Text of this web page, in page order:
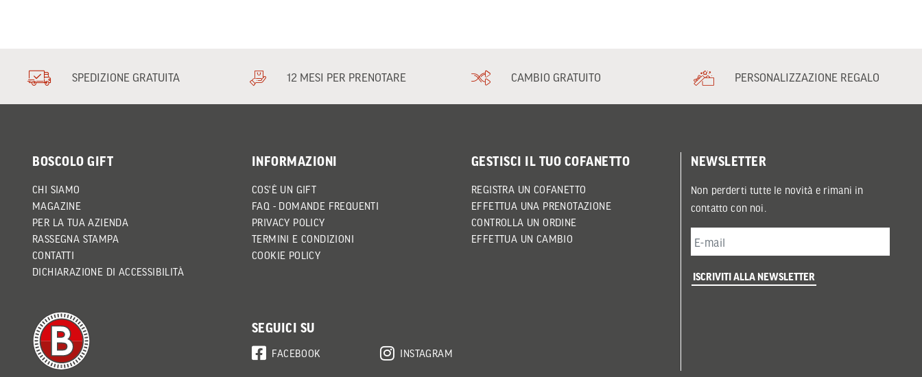
SPEDIZIONE GRATUITA 12 MESI PER PRENOTARE CAMBIO GRATUITO PERSONALIZZAZIONE REGALO
BOSCOLO GIFT
CHI SIAMO
MAGAZINE
PER LA TUA AZIENDA
RASSEGNA STAMPA
CONTATTI
DICHIARAZIONE DI ACCESSIBILITÀ
INFORMAZIONI
COS'È UN GIFT
FAQ - DOMANDE FREQUENTI
PRIVACY POLICY
TERMINI E CONDIZIONI
COOKIE POLICY
GESTISCI IL TUO COFANETTO
REGISTRA UN COFANETTO
EFFETTUA UNA PRENOTAZIONE
CONTROLLA UN ORDINE
EFFETTUA UN CAMBIO
SEGUICI SU
FACEBOOK INSTAGRAM
NEWSLETTER
Non perderti tutte le novità e rimani in
contatto con noi.
ISCRIVITI ALLA NEWSLETTER